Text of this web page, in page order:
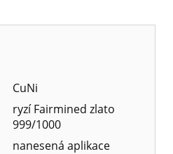
CuNi
ryzí Fairmined zlato
999/1000
nanesená aplikace